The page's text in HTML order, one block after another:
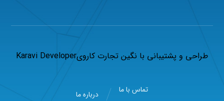
طراحی و پشتیبانی با نگین تجارت کارویKaravi Developer
تماس با ما درباره ما